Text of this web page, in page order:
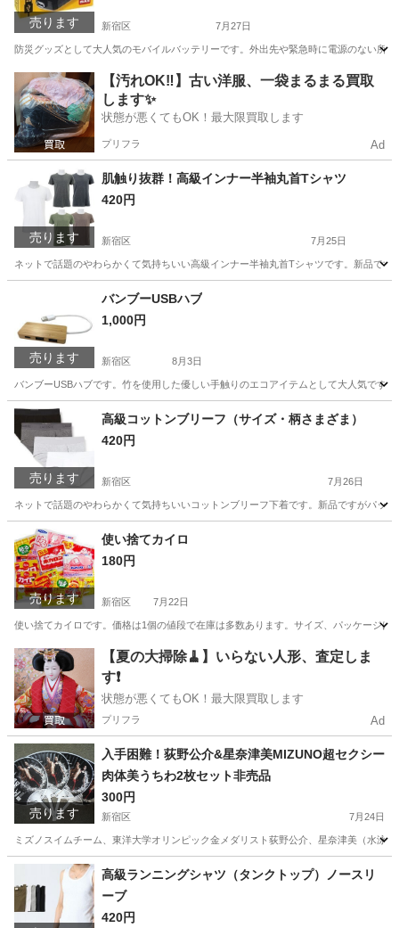
売ります 新宿区 7月27日
防災グッズとして大人気のモバイルバッテリーです。外出先や緊急時に電源のない所
東京 新宿区 携帯アクセサリー モバイルバッテリー
【汚れOK‼️】古い洋服、一袋まるまる買取
します✨
状態が悪くてもOK！最大限買取します
プリフラ Ad
売ります
肌触り抜群！高級インナー半袖丸首Tシャツ
420円
新宿区 7月25日
ネットで話題のやわらかくて気持ちいい高級インナー半袖丸首Tシャツです。新品で
Tシャツ インナー
売ります
バンブーUSBハブ
1,000円
新宿区 8月3日
バンブーUSBハブです。竹を使用した優しい手触りのエコアイテムとして大人気です
東京 周辺機器 USBハブ
売ります
高級コットンブリーフ（サイズ・柄さまざま）
420円
新宿区 7月26日
ネットで話題のやわらかくて気持ちいいコットンブリーフ下着です。新品ですがパッ
東京 新宿区 パンツ ブリーフ
売ります
使い捨てカイロ
180円
新宿区 7月22日
使い捨てカイロです。価格は1個の値段で在庫は多数あります。サイズ、パッケージ
東京 新宿区 その他 ベビーフード
【夏の大掃除🧹】いらない人形、査定しま
す❗️
状態が悪くてもOK！最大限買取します
プリフラ Ad
売ります
入手困難！荻野公介&星奈津美MIZUNO超セクシー
肉体美うちわ2枚セット非売品
300円
新宿区 7月24日
ミズノスイムチーム、東洋大学オリンピック金メダリスト荻野公介、星奈津美（水泳
新宿区 ノベルティグッズ うちわ
高級ランニングシャツ（タンクトップ）ノースリ
ーブ
420円